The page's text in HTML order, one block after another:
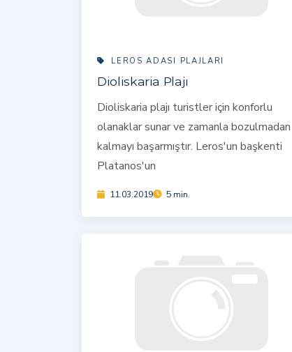
LEROS ADASI PLAJLARI
Dioliskaria Plajı
Dioliskaria plajı turistler için konforlu
olanaklar sunar ve zamanla bozulmadan
kalmayı başarmıştır. Leros'un başkenti
Platanos'un
11.03.2019 5 min.